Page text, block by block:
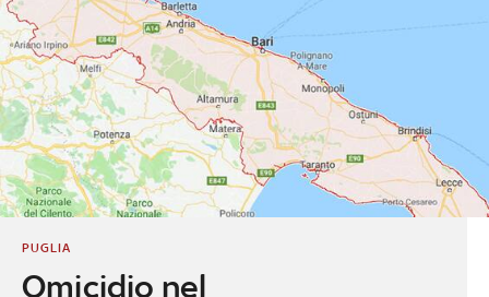
Omicidio nel
PUGLIA